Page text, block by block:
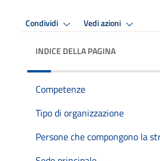
Condividi Vedi azioni
INDICE DELLA PAGINA
Competenze
Tipo di organizzazione
Persone che compongono la